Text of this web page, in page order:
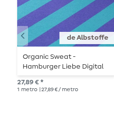
de Albstoffe
Organic Sweat -
Hamburger Liebe Digital
Print Stripemania Solid
Petrol Purple
27,89 € *
1 metro | 27,89 € / metro